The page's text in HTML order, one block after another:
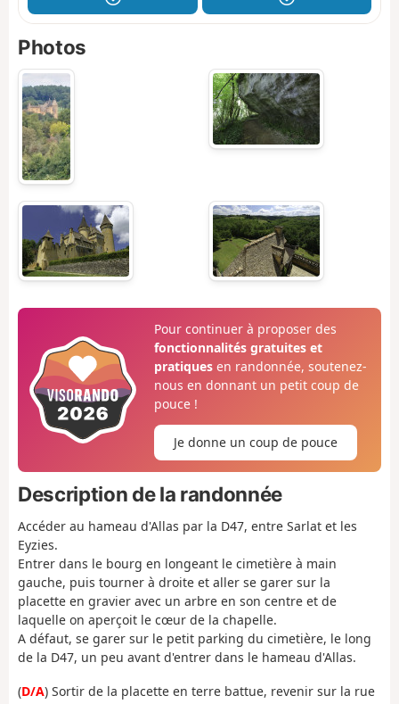
Photos
Pour continuer à proposer des
fonctionnalités gratuites et
pratiquesen randonnée, soutenez-
nous en donnant un petit coup de
pouce !
Je donne un coup de pouce
Description de la randonnée
Accéder au hameau d'Allas par la D47, entre Sarlat et les
Eyzies.
Entrer dans le bourg en longeant le cimetière à main
gauche, puis tourner à droite et aller se garer sur la
placette en gravier avec un arbre en son centre et de
laquelle on aperçoit le cœur de la chapelle.
A défaut, se garer sur le petit parking du cimetière, le long
de la D47, un peu avant d'entrer dans le hameau d'Allas.
(D/A) Sortir de la placette en terre battue, revenir sur la rue